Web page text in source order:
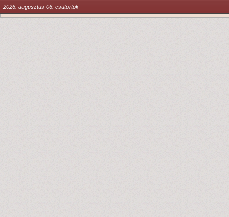
2026. augusztus 06. csütörtök